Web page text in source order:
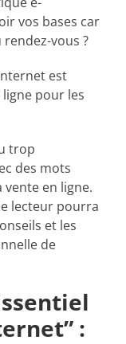
vos bases car
vous ?
est
pour les
trop
des mots
vente en ligne.
lecteur pourra
et les
de
: